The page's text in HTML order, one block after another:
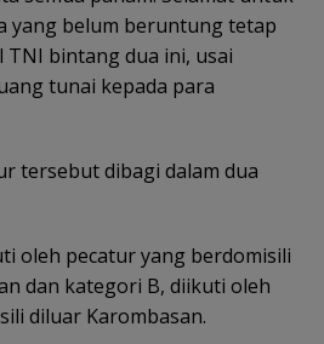
yang belum beruntung tetap
TNI bintang dua ini, usai
tunai kepada para
tersebut dibagi dalam dua
oleh pecatur yang berdomisili
dan kategori B, diikuti oleh
diluar Karombasan.